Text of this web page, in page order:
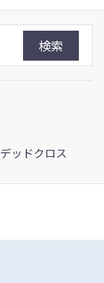
検索
デッドクロス